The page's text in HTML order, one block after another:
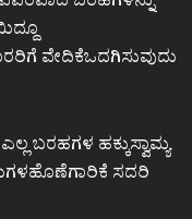
ವೇದಿಕೆಒದಗಿಸುವುದು
ಬರಹಗಳ ಹಕ್ಕುಸ್ವಾಮ್ಯ
ಸದರಿ